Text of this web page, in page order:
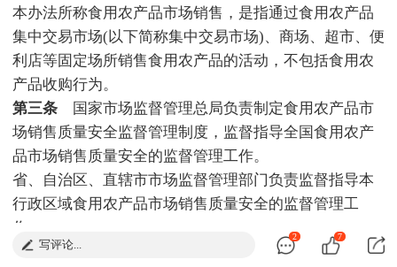
本办法所称食用农产品市场销售，是指通过食用农产品
集中交易市场(以下简称集中交易市场)、商场、超市、便
利店等固定场所销售食用农产品的活动，不包括食用农
产品收购行为。
第三条 国家市场监督管理总局负责制定食用农产品市
场销售质量安全监督管理制度，监督指导全国食用农产
品市场销售质量安全的监督管理工作。
省、自治区、直辖市市场监督管理部门负责监督指导本
行政区域食用农产品市场销售质量安全的监督管理工
作。
市、县级市场监督管理部门负责本行政区域食用农产品
写评论...
2 7